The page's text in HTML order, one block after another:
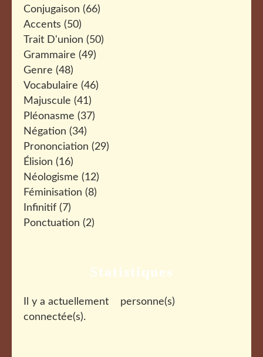
Conjugaison (66)
Accents (50)
Trait D'union (50)
Grammaire (49)
Genre (48)
Vocabulaire (46)
Majuscule (41)
Pléonasme (37)
Négation (34)
Prononciation (29)
Élision (16)
Néologisme (12)
Féminisation (8)
Infinitif (7)
Ponctuation (2)
Statistiques
Il y a actuellement
personne(s)
connectée(s).